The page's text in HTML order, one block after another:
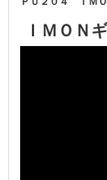
ＩＭＯＮ